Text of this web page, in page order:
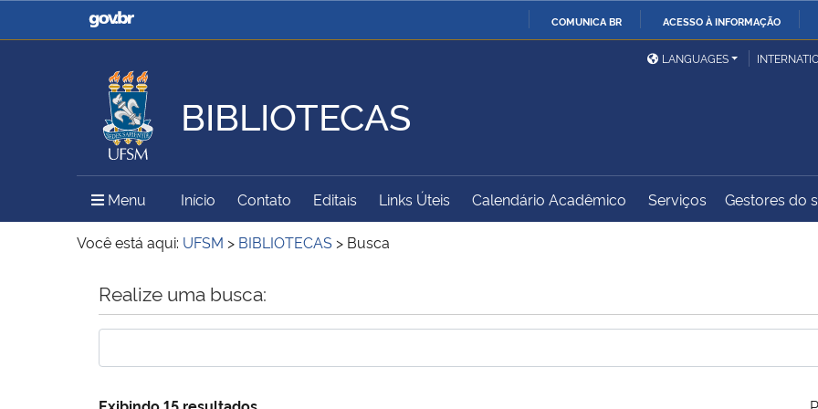
COMUNICA BR ACESSO À INFORMAÇÃO
Casa Civil
Ministério da Justiça e
Ministério da Defesa
Ministério das Relações
Exteriores
Ministério da Agricultura,
Pecuária e Abastecimento
Ministério da Educação
Ministério do Meio Ambiente Ministério do Turismo
Ministério do
Controladoria-Geral da
LANGUAGES
BIBLIOTECAS
Menu Menu Principal do Sítio
Início Contato Editais Links Úteis Calendário Acadêmico Serviços Gestores do
Você está aqui: UFSM > BIBLIOTECAS > Busca
Início do conteúdo
Realize uma busca:
Exibindo 15 resultados